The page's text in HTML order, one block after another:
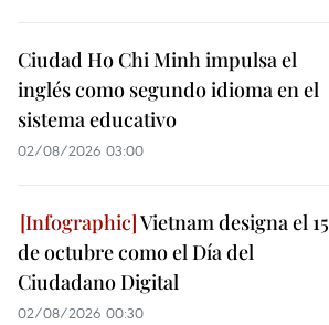
Ciudad Ho Chi Minh impulsa el
inglés como segundo idioma en el
sistema educativo
02/08/2026 03:00
Vietnam designa el 15
de octubre como el Día del
Ciudadano Digital
02/08/2026 00:30